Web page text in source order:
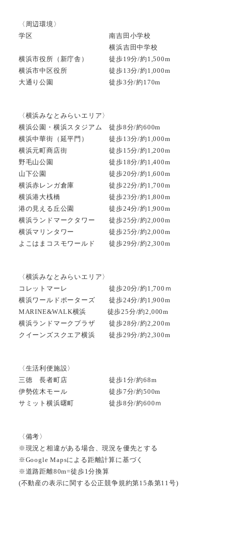
〈周辺環境〉
学区 南吉田小学校
横浜吉田中学校
横浜市役所（新庁舎） 徒歩19分/約1,500m
横浜市中区役所 徒歩13分/約1,000m
大通り公園 徒歩3分/約170m
〈横浜みなとみらいエリア〉
横浜公園・横浜スタジアム 徒歩8分/約600m
横浜中華街（延平門） 徒歩13分/約1,000m
横浜元町商店街 徒歩15分/約1,200m
野毛山公園 徒歩18分/約1,400m
山下公園 徒歩20分/約1,600m
横浜赤レンガ倉庫 徒歩22分/約1,700m
横浜港大桟橋 徒歩23分/約1,800m
港の見える丘公園 徒歩24分/約1,900m
横浜ランドマークタワー 徒歩25分/約2,000m
横浜マリンタワー 徒歩25分/約2,000m
よこはまコスモワールド 徒歩29分/約2,300m
〈横浜みなとみらいエリア〉
コレットマーレ 徒歩20分/約1,700ｍ
横浜ワールドポーターズ 徒歩24分/約1,900m
MARINE&WALK横浜 徒歩25分/約2,000m
横浜ランドマークプラザ 徒歩28分/約2,200m
クイーンズスクエア横浜 徒歩29分/約2,300m
〈生活利便施設〉
三徳 長者町店 徒歩1分/約68m
伊勢佐木モール 徒歩7分/約500m
サミット横浜曙町 徒歩8分/約600ｍ
〈備考〉
※現況と相違がある場合、現況を優先とする
※Google Mapsによる距離計算に基づく
※道路距離80m=徒歩1分換算
(不動産の表示に関する公正競争規約第15条第11号)